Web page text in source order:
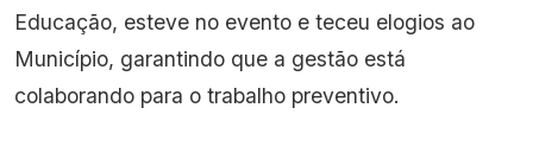
Educação, esteve no evento e teceu elogios ao
Município, garantindo que a gestão está
colaborando para o trabalho preventivo.